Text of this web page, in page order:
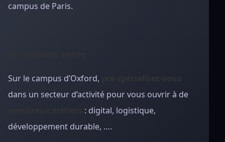
campus de Paris.
Sur le campus d’Oxford,
dans un secteur d’activité pour vous ouvrir à de
: digital, logistique,
développement durable, ….